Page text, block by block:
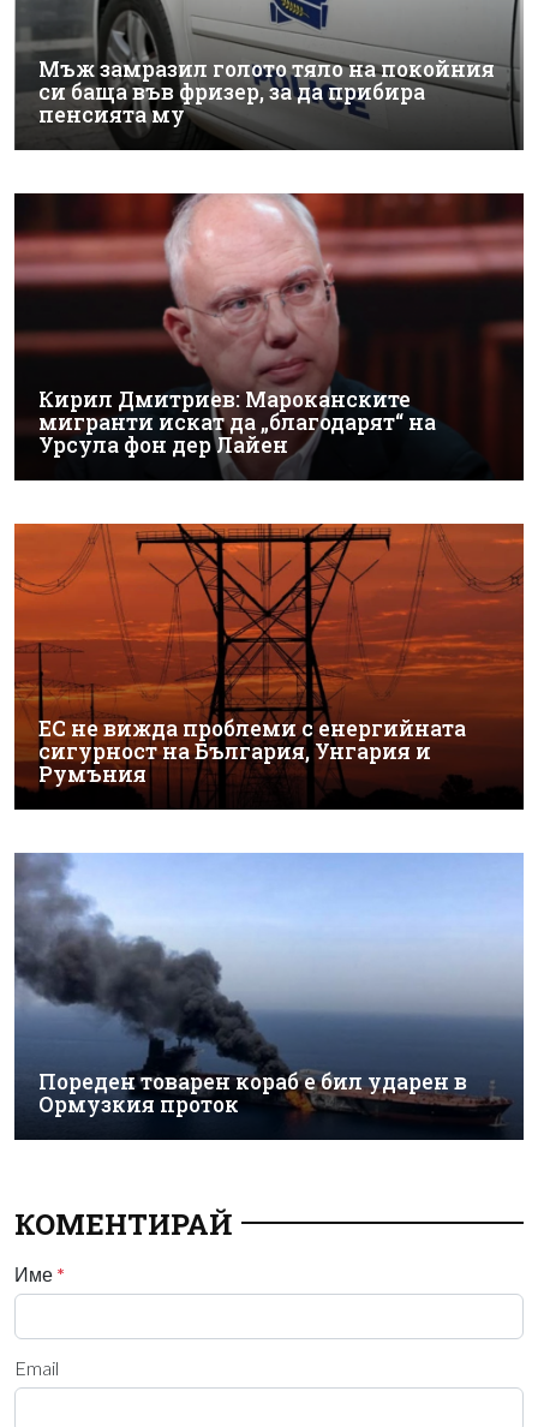
Мъж замразил голото тяло на покойния
си баща във фризер, за да прибира
пенсията му
Кирил Дмитриев: Мароканските
мигранти искат да „благодарят“ на
Урсула фон дер Лайен
ЕС не вижда проблеми с енергийната
сигурност на България, Унгария и
Румъния
Пореден товарен кораб е бил ударен в
Ормузкия проток
КОМЕНТИРАЙ
Име *
Email